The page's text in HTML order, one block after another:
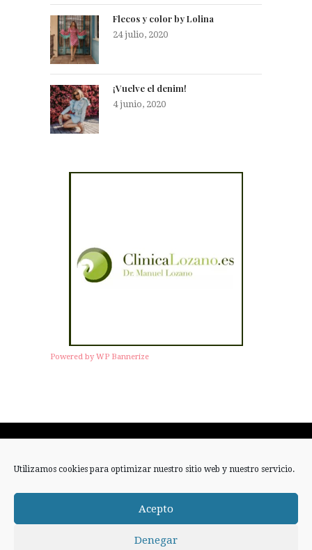
Utilizamos cookies para optimizar nuestro sitio web y nuestro servicio.
Acepto
Denegar
Flecos y color by Lolina
24 julio, 2020
¡Vuelve el denim!
4 junio, 2020
Powered by WP Bannerize
Twitter Facebook
Instagram
UnCambioEnTiMisma